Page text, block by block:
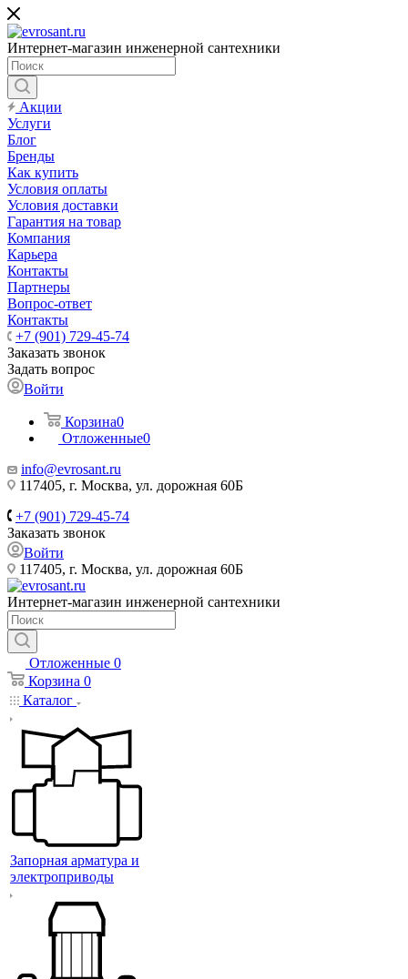
Интернет-магазин инженерной сантехники
Акции
Услуги
Блог
Бренды
Как купить
Условия оплаты
Условия доставки
Гарантия на товар
Компания
Карьера
Контакты
Партнеры
Вопрос-ответ
Контакты
+7 (901) 729-45-74
Заказать звонок
Задать вопрос
Войти
Корзина0
Отложенные0
info@evrosant.ru
117405, г. Москва, ул. дорожная 60Б
+7 (901) 729-45-74
Заказать звонок
Войти
117405, г. Москва, ул. дорожная 60Б
Интернет-магазин инженерной сантехники
Отложенные 0
Корзина 0
Каталог
Запорная арматура и
электроприводы